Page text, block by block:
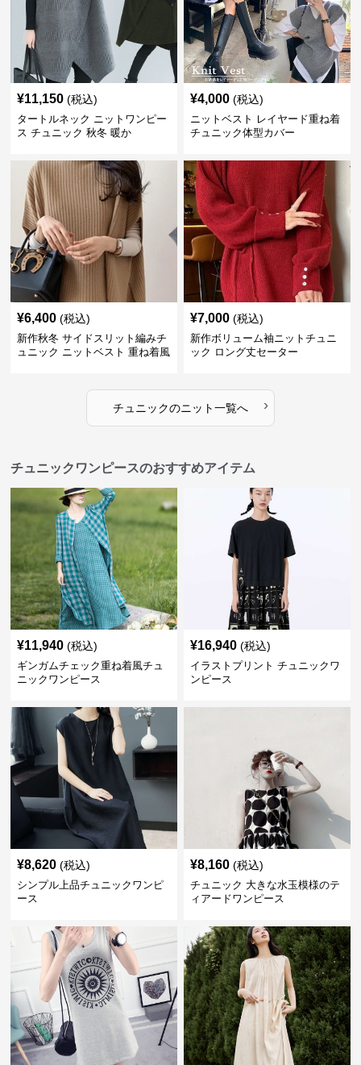
¥11,150 (税込)
タートルネック ニットワンピー
ス チュニック 秋冬 暖か
¥4,000 (税込)
ニットベスト レイヤード重ね着
チュニック体型カバー
¥6,400 (税込)
新作秋冬 サイドスリット編みチ
ュニック ニットベスト 重ね着風
¥7,000 (税込)
新作ボリューム袖ニットチュニ
ック ロング丈セーター
チュニックのニット一覧へ ›
チュニックワンピースのおすすめアイテム
¥11,940 (税込)
ギンガムチェック重ね着風チュ
ニックワンピース
¥16,940 (税込)
イラストプリント チュニックワ
ンピース
¥8,620 (税込)
シンプル上品チュニックワンピ
ース
¥8,160 (税込)
チュニック 大きな水玉模様のテ
ィアードワンピース